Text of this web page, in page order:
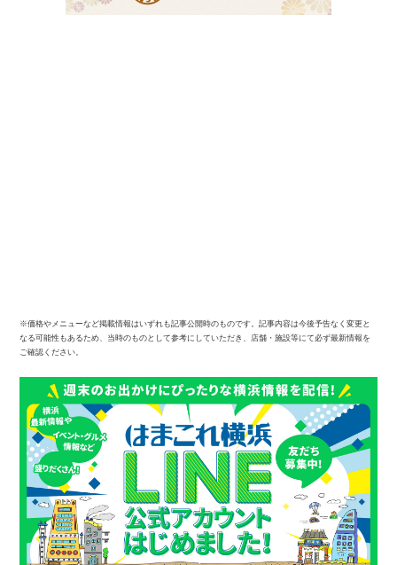
※価格やメニューなど掲載情報はいずれも記事公開時のものです。記事内容は今後予告なく変更と
なる可能性もあるため、当時のものとして参考にしていただき、店舗・施設等にて必ず最新情報を
ご確認ください。